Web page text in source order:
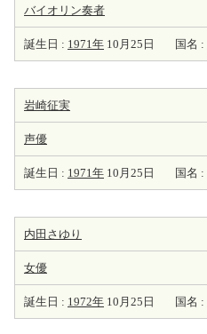
バイオリン奏者
誕生日 : 1971年 10月25日 国名 :
岩崎征実
声優
誕生日 : 1971年 10月25日 国名 :
内田さゆり
女優
誕生日 : 1972年 10月25日 国名 :